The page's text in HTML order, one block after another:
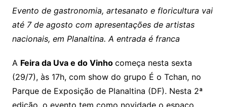
Evento de gastronomia, artesanato e floricultura vai
até 7 de agosto com apresentações de artistas
nacionais, em Planaltina. A entrada é franca
A Feira da Uva e do Vinho começa nesta sexta
(29/7), às 17h, com show do grupo É o Tchan, no
Parque de Exposição de Planaltina (DF). Nesta 2ª